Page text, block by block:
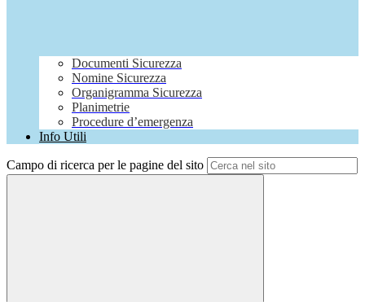
Documenti Sicurezza
Nomine Sicurezza
Organigramma Sicurezza
Planimetrie
Procedure d’emergenza
Info Utili
Campo di ricerca per le pagine del sito